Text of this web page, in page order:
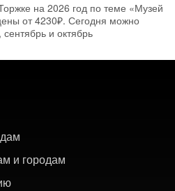
на 2026 год по теме «Музей
от 4230₽. Сегодня можно
сентябрь и октябрь
и городам